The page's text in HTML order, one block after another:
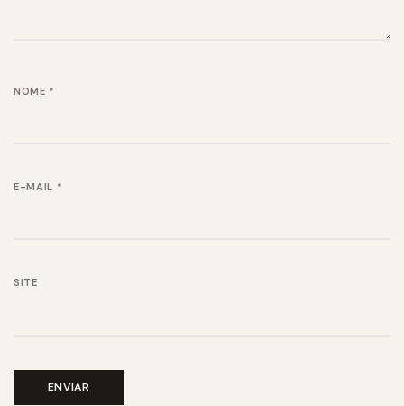
NOME *
E-MAIL *
SITE